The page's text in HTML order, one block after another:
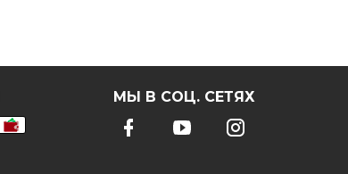
МЫ В СОЦ. СЕТЯХ